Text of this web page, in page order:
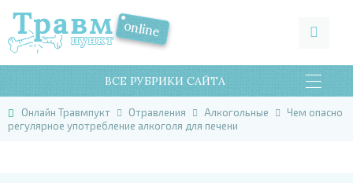
ВСЕ РУБРИКИ САЙТА
Онлайн Травмпукт Отравления Алкогольные
Чем опасно
регулярное употребление алкоголя для печени